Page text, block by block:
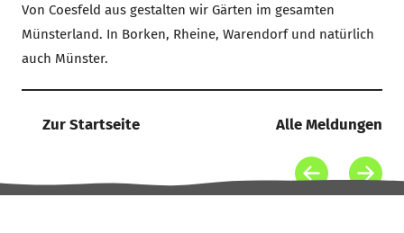
Von Coesfeld aus gestalten wir Gärten im gesamten
Münsterland. In Borken, Rheine, Warendorf und natürlich
auch Münster.
Zur Startseite Alle Meldungen